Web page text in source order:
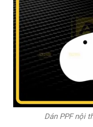
Dán PPF nội